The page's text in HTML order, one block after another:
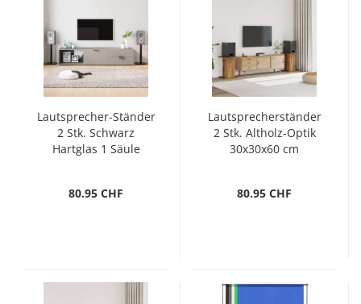
Lautsprecher-Ständer
2 Stk. Schwarz
Hartglas 1 Säule
80.95 CHF
Lautsprecherständer
2 Stk. Altholz-Optik
30x30x60 cm
80.95 CHF